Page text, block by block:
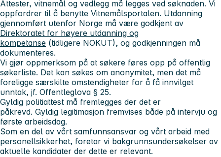
Attester, vitnemål og vedlegg må legges ved søknaden. Vi
oppfordrer til å benytte Vitnemålsportalen. Utdanning
gjennomført utenfor Norge må være godkjent av
Direktoratet for høyere utdanning og
kompetanse (tidligere NOKUT), og godkjenningen må
dokumenteres.
Vi gjør oppmerksom på at søkere føres opp på offentlig
søkerliste. Det kan søkes om anonymitet, men det må
foreligge særskilte omstendigheter for å få innvilget
unntak, jf. Offentleglova § 25.
Gyldig politiattest må fremlegges der det er
påkrevd. Gyldig legitimasjon fremvises både på intervju og
første arbeidsdag.
Som en del av vårt samfunnsansvar og vårt arbeid med
personellsikkerhet, foretar vi bakgrunnsundersøkelser av
aktuelle kandidater der dette er relevant.